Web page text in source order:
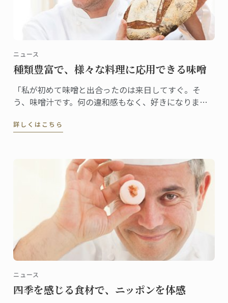
ニュース
種類豊富で、様々な料理に応用できる味噌
「私が初めて味噌と出合ったのは来日してすぐ。そ
う、味噌汁です。何の違和感もなく、好きになりまし
は7年前。「日本人なら誰もが親しむ味ですから、これ
詳しくはこちら
ニュース
四季を感じる食材で、ニッポンを体感